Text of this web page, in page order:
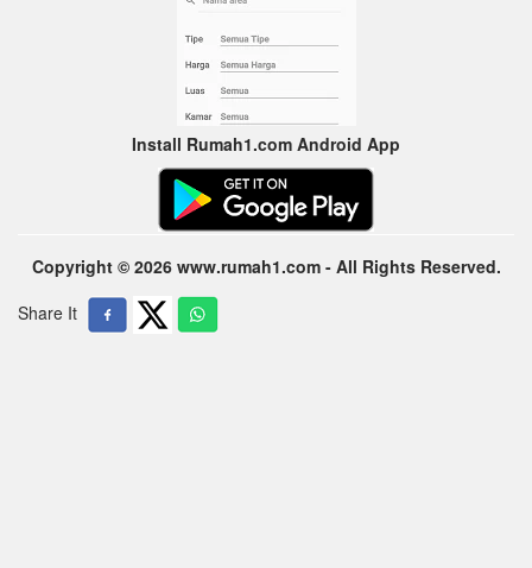
Install Rumah1.com Android App
Copyright © 2026 www.rumah1.com - All Rights Reserved.
Share It